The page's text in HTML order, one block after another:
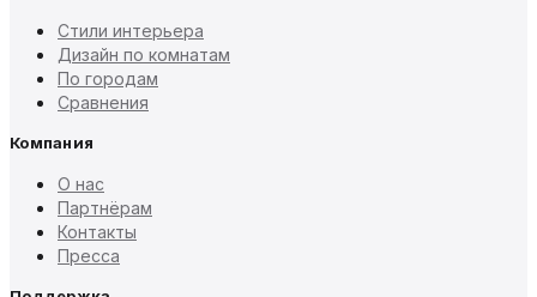
Стили интерьера
Дизайн по комнатам
По городам
Сравнения
Компания
О нас
Партнёрам
Контакты
Пресса